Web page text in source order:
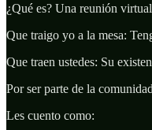
¿Qué es? Una reunión
Que traigo yo a la mesa:
Que traen ustedes: Su
Por ser parte de la
Les cuento como: